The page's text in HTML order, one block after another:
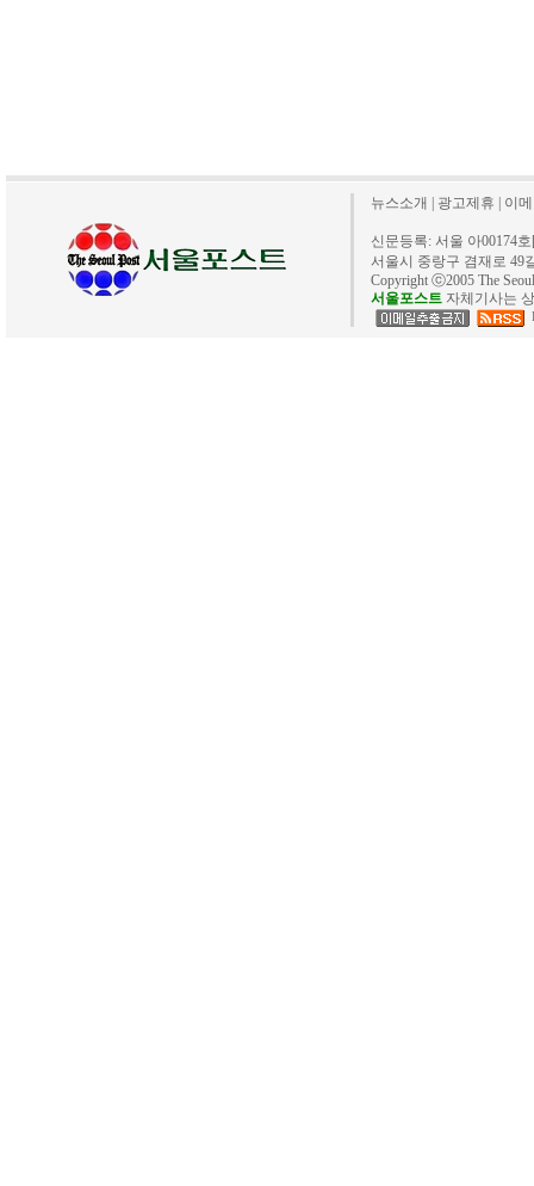
뉴스소개 광고제휴 이
신문등록: 서울 아00174
서울시 중랑구 겸재로 49
Copyright ⓒ2005 The
서울포스트 자체기사는